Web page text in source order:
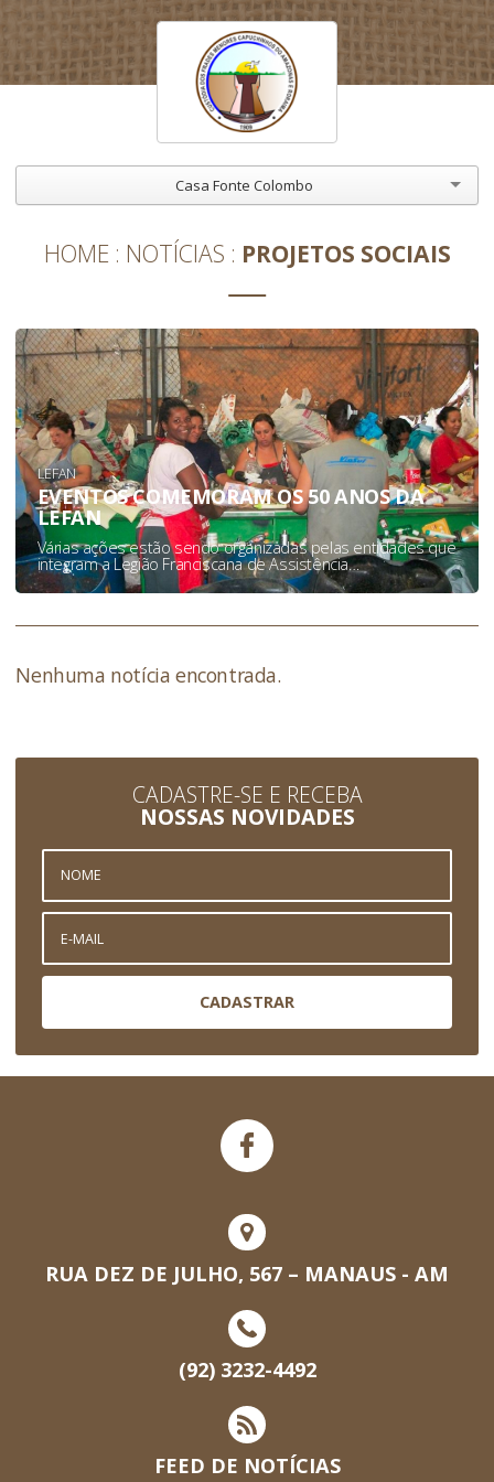
Casa Fonte Colombo
HOME NOTÍCIAS PROJETOS SOCIAIS
LEFAN
EVENTOS COMEMORAM OS 50 ANOS DA
LEFAN
Várias ações estão sendo organizadas pelas entidades que
integram a Legião Franciscana de Assistência…
Nenhuma notícia encontrada.
CADASTRE-SE E RECEBA
NOSSAS NOVIDADES
CADASTRAR
RUA DEZ DE JULHO, 567 – MANAUS - AM
(92) 3232-4492
FEED DE NOTÍCIAS